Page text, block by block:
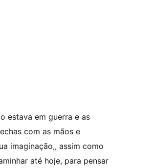
estava em guerra e as
com as mãos e
imaginação,, assim como
até hoje, para pensar